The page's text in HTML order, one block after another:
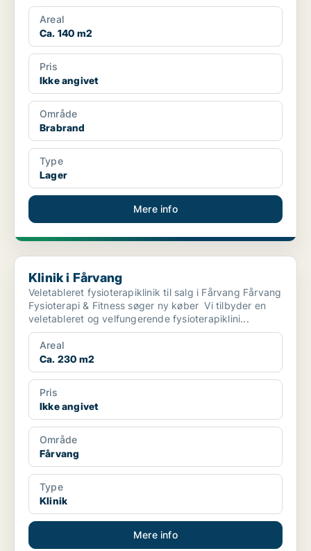
afstand...
Areal
Ca. 140 m2
Pris
Ikke angivet
Område
Brabrand
Type
Lager
Mere info
Klinik i Fårvang
Klinik i Fårvang
Veletableret fysioterapiklinik til salg i Fårvang Fårvang
Fysioterapi & Fitness søger ny køber Vi tilbyder en
veletableret og velfungerende fysioterapiklini...
Areal
Ca. 230 m2
Pris
Ikke angivet
Område
Fårvang
Type
Klinik
Mere info